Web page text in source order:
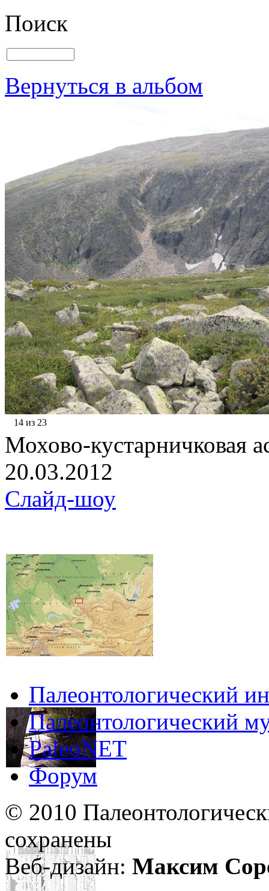
Поиск
Вернуться в альбом
14 из 23
Мохово-кустарничковая
20.03.2012
Слайд-шоу
Палеонтологический
Палеонтологический
PaleoNET
Форум
© 2010
сохранены
Веб-дизайн: Максим